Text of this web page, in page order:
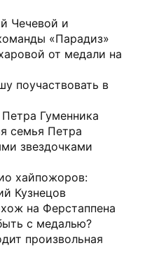
Чечевой и
«Парадиз»
от медали на
поучаствовать в
Гуменника
семья Петра
звездочками
хайпожоров:
Кузнецов
на Ферстаппена
с медалью?
произвольная